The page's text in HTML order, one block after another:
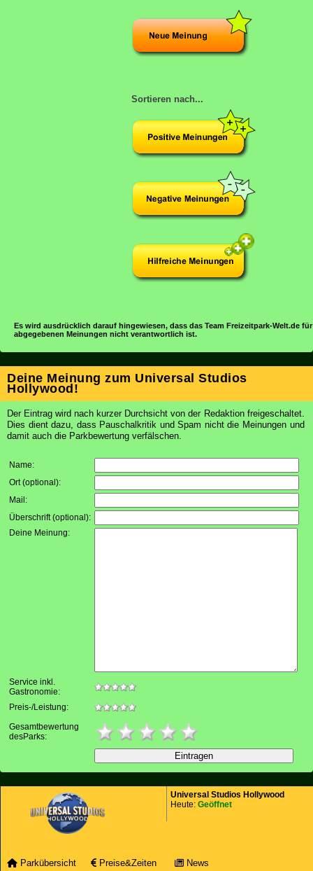
Sortieren nach...
Es wird ausdrücklich darauf hingewiesen, dass das Team Freizeitpark-Welt.de
abgegebenen Meinungen nicht verantwortlich ist.
Deine Meinung zum Universal Studios
Hollywood!
Der Eintrag wird nach kurzer Durchsicht von der Redaktion freigeschaltet.
Dies dient dazu, dass Pauschalkritik und Spam nicht die Meinungen und
damit auch die Parkbewertung verfälschen.
Name:
Ort (optional):
Mail:
Überschrift (optional):
Deine Meinung:
Service inkl.
Gastronomie:
Preis-/Leistung:
Gesamtbewertung
desParks:
Universal Studios Hollywood
Heute: Geöffnet
Parkübersicht Preise&Zeiten News